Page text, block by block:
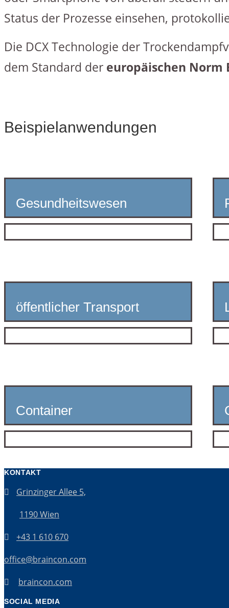
Status der Prozesse einsehen,
Die DCX Technologie der
dem Standard der europäischen Norm
Beispielanwendungen
Gesundheitswesen
öffentlicher Transport
Container
KONTAKT
Grinzinger Allee 5,
1190 Wien
+43 1 610 670
office@braincon.com
braincon.com
SOCIAL MEDIA